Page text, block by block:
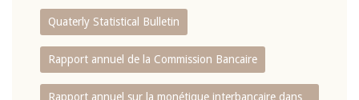
Quaterly Statistical Bulletin
Rapport annuel de la Commission Bancaire
Rapport annuel sur la monétique interbancaire dans